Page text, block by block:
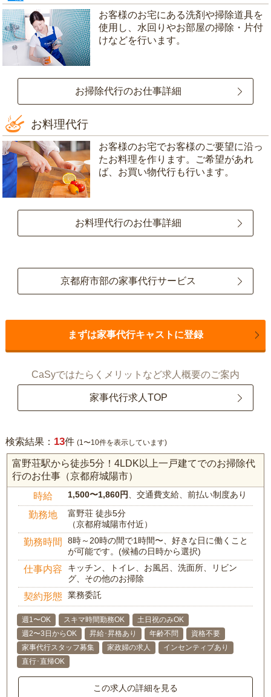
お客様のお宅にある洗剤や掃除道具を
使用し、水回りやお部屋の掃除・片付
けなどを行います。
お掃除代行のお仕事詳細
お料理代行
お客様のお宅でお客様のご要望に沿っ
たお料理を作ります。ご希望があれ
ば、お買い物代行も行います。
お料理代行のお仕事詳細
京都府市部の家事代行サービス
まずは家事代行キャストに登録
CaSyではたらくメリットなど求人概要のご案内
家事代行求人TOP
検索結果： 13件 (1〜10件を表示しています)
富野荘駅から徒歩5分！4LDK以上一戸建てでのお掃除代
行のお仕事（京都府城陽市）
時給 1,500〜1,860円 、交通費支給、前払い制度あり
勤務地
富野荘 徒歩5分
（京都府城陽市付近）
勤務時間
8時～20時の間で1時間〜、好きな日に働くこと
が可能です。(候補の日時から選択)
仕事内容
キッチン、トイレ、お風呂、洗面所、リビン
グ、その他のお掃除
契約形態 業務委託
週1〜OK スキマ時間勤務OK
土日祝のみOK
週2〜3日からOK
昇給･昇格あり 年齢不問
資格不要
家事代行スタッフ募集
家政婦の求人
インセンティブあり
直行･直帰OK
この求人の詳細を見る